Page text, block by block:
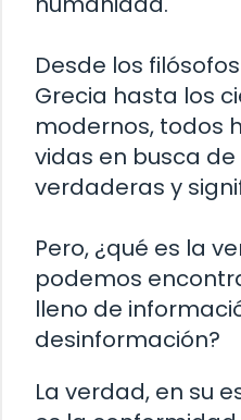
Desde los
Grecia hasta los
modernos, todos
vidas en busca
verdaderas y
Pero, ¿qué es la
podemos
lleno de
desinformación?
La verdad, en su